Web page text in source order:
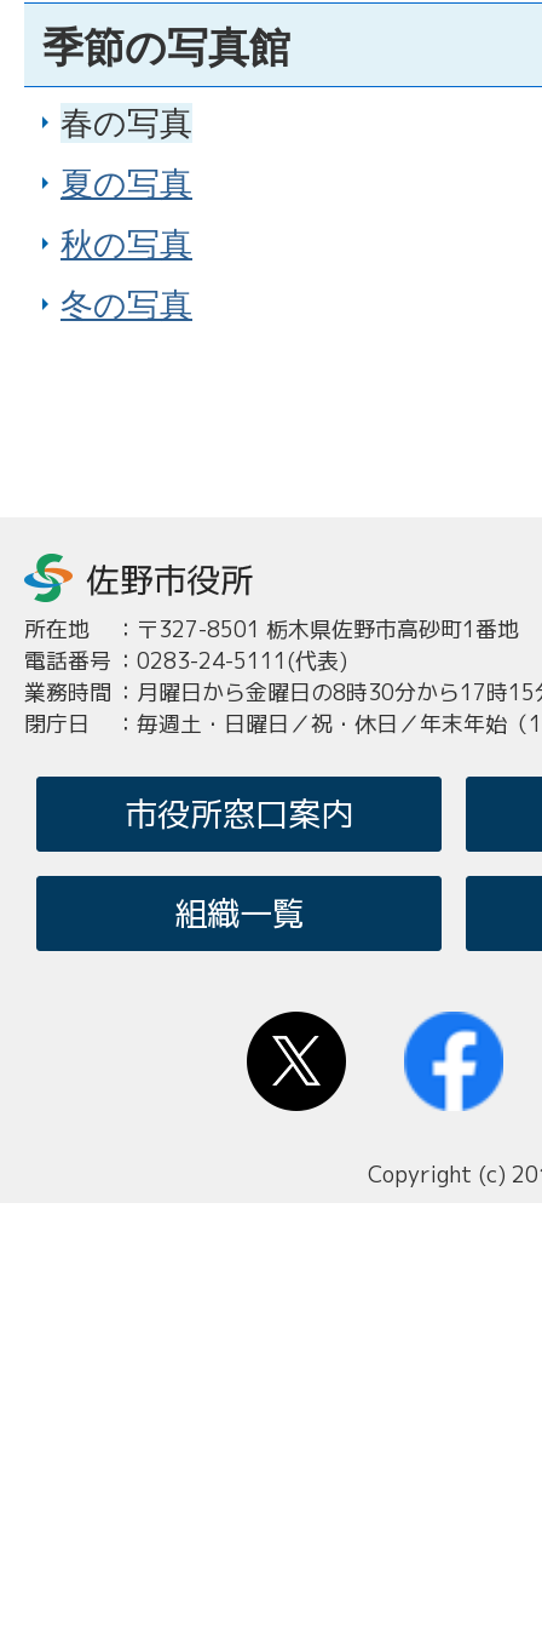
季節の写真館
春の写真
夏の写真
秋の写真
冬の写真
所在地 ： 〒327-8501 栃木県佐野市高砂町1番地
電話番号 ： 0283-24-5111(代表)
業務時間 ： 月曜日から金曜日の8時30分から17時15
閉庁日
： 毎週土・日曜日／祝・休日／年末年始
市役所窓口案内
組織一覧
Copyright (c)